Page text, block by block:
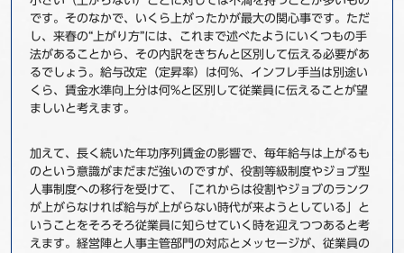
です。そのなかで、いくら上がったかが最大の関心事です。ただ
し、来春の“上がり方”には、これまで述べたようにいくつもの手
法があることから、その内訳をきちんと区別して伝える必要があ
るでしょう。給与改定（定昇率）は何%、インフレ手当は別途い
くら、賃金水準向上分は何%と区別して従業員に伝えることが望
ましいと考えます。
加えて、長く続いた年功序列賃金の影響で、毎年給与は上がるも
のという意識がまだまだ強いのですが、役割等級制度やジョブ型
人事制度への移行を受けて、「これからは役割やジョブのランク
が上がらなければ給与が上がらない時代が来ようとしている」と
いうことをそろそろ従業員に知らせていく時を迎えつつあると考
えます。経営陣と人事主管部門の対応とメッセージが、従業員の